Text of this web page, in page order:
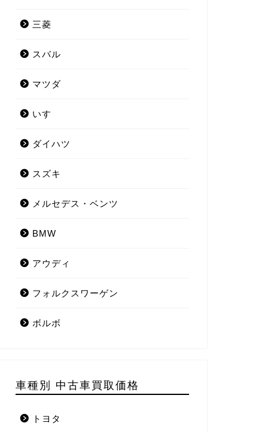
三菱
スバル
マツダ
いすゞ
ダイハツ
スズキ
メルセデス・ベンツ
BMW
アウディ
フォルクスワーゲン
ボルボ
車種別 中古車買取価格
トヨタ